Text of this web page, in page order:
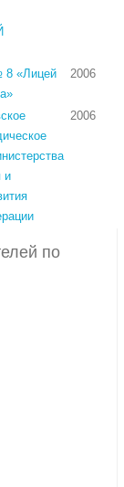
«Лицей
2006
и
2006
по